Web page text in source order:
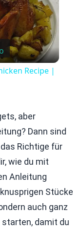
Recipe |
aber
Dann sind
Richtige für
wie du mit
Anleitung
Stücke
auch ganz
damit du